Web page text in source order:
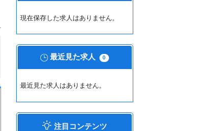
現在保存した求人はありません。
最近見た求人 0
最近見た求人はありません。
注目コンテンツ